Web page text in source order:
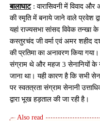
बालाघाट: वारासिवनी में विवाद
की स्मृति में बनाये जाने वाले प्रवेश
यहां राज्यसभा सांसद विवेक तन्खा के
कस्तुरचंद जी वर्मा एवं अमर शहीद
की प्रतिमा का अनावरण किया
संग्राम थे और महज 3 सेनानियों के
जाना था। यही कारण है कि सभी
पर स्वतत्रता संग्राम सेनानी
द्वारा भूख हड़ताल की जा रही है।